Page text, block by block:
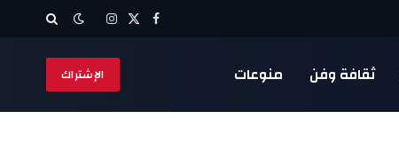
فيسبوك
X
الانستغرام
ثقافة وفن منوعات الإشتراك